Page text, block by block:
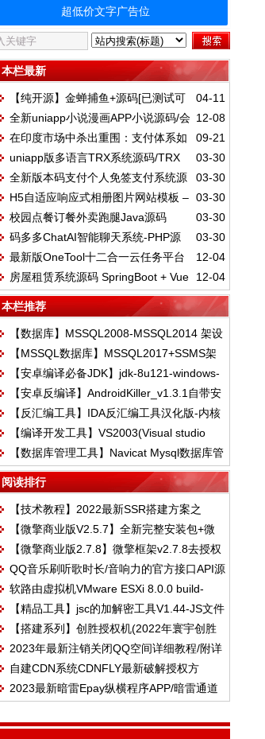
超低价文字广告位
本栏最新
04-11
【纯开源】金蝉捕鱼+源码[已测试可
用]
12-08
全新uniapp小说漫画APP小说源码/会
员阅读/月票功能
09-21
在印度市场中杀出重围：支付体系如
何成为增长的关键
03-30
uniapp版多语言TRX系统源码/TRX
理财系统/虚拟币挖矿
03-30
全新版本码支付个人免签支付系统源
码/ThinkPHP框架开发/全开源/亲测
03-30
H5自适应响应式相册图片网站模板 –
图片壁纸类网站源码下载
03-30
校园点餐订餐外卖跑腿Java源码
03-30
码多多ChatAI智能聊天系统-PHP源
码版V2.5.0
12-04
最新版OneTool十二合一云任务平台
多任务挂机平台系统源码
12-04
房屋租赁系统源码 SpringBoot + Vue
实现全功能解析
本栏推荐
【数据库】MSSQL2008-MSSQL2014 架设
搭建必备数据库附带激活码
【MSSQL数据库】MSSQL2017+SSMS架
设环境荣耀内核必备的破解版绿色版带密匙
【安卓编译必备JDK】jdk-8u121-windows-
x64[JDK8]
【安卓反编译】AndroidKiller_v1.3.1自带安
卓签名
【反汇编工具】IDA反汇编工具汉化版-内核
算法的高速和可扩展性
【编译开发工具】VS2003(Visual studio
Net+2003简体中文)+安装教程
【数据库管理工具】Navicat Mysql数据库管
理软件,附带破解工具
阅读排行
【技术教程】2022最新SSR搭建方案之
centos一键ssr脚本
【微擎商业版V2.5.7】全新完整安装包+微
擎纯净框架+无任何限制后门
【微擎商业版2.7.8】微擎框架v2.7.8去授权
一键安装纯净商业版
QQ音乐刷听歌时长/音响力的官方接口API源
码/附演示站点
软路由虚拟机VMware ESXi 8.0.0 build-
20513097 许可证密匙
【精品工具】jsc的加解密工具V1.44-JS文件
的解密
【搭建系列】创胜授权机(2022年寰宇创胜
全系列授权工具）
2023年最新注销关闭QQ空间详细教程/附详
细恢复教程
自建CDN系统CDNFLY最新破解授权方
法/CDNFLY开心版
2023最新暗雷Epay纵横程序APP/暗雷通道